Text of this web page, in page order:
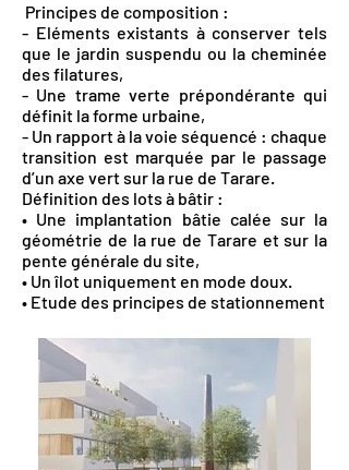
Principes de composition :
- Eléments existants à conserver tels
que le jardin suspendu ou la cheminée
des filatures,
- Une trame verte prépondérante qui
définit la forme urbaine,
- Un rapport à la voie séquencé : chaque
transition est marquée par le passage
d’un axe vert sur la rue de Tarare.
Définition des lots à bâtir :
• Une implantation bâtie calée sur la
géométrie de la rue de Tarare et sur la
pente générale du site,
• Un îlot uniquement en mode doux.
• Etude des principes de stationnement